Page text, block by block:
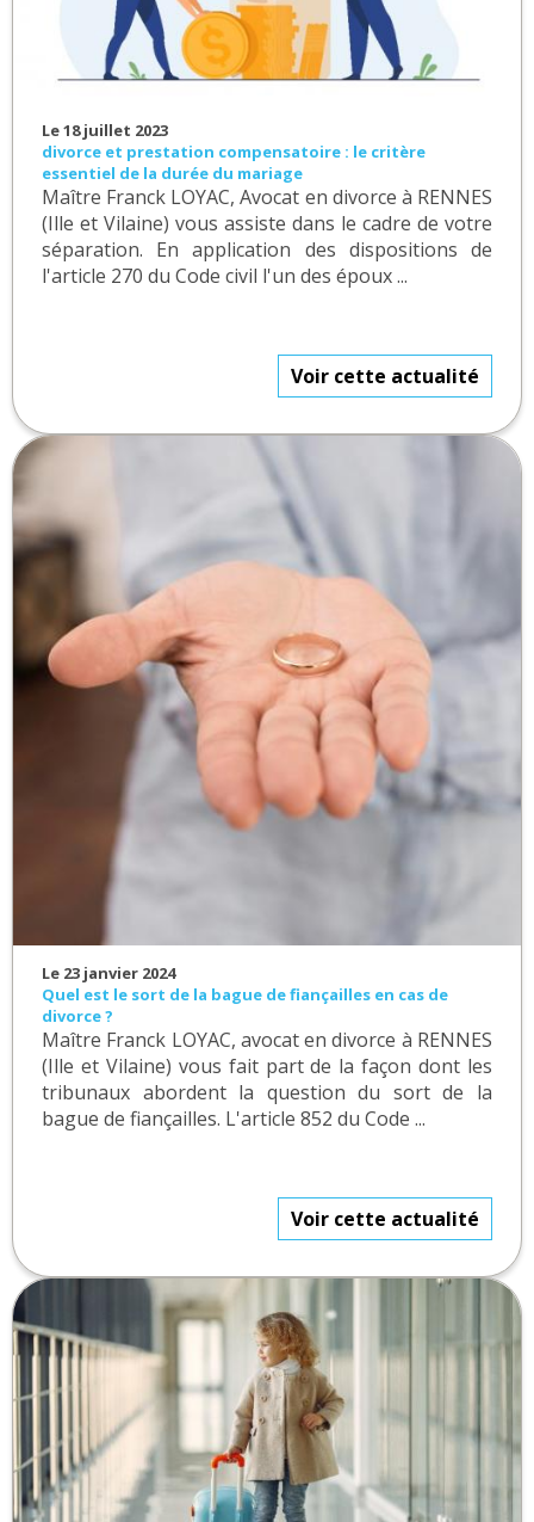
Le 18 juillet 2023
divorce et prestation compensatoire : le critère
essentiel de la durée du mariage
Maître Franck LOYAC, Avocat en divorce à RENNES
(Ille et Vilaine) vous assiste dans le cadre de votre
séparation. En application des dispositions de
l'article 270 du Code civil l'un des époux ...
Voir cette actualité
Le 23 janvier 2024
Quel est le sort de la bague de fiançailles en cas de
divorce ?
Maître Franck LOYAC, avocat en divorce à RENNES
(Ille et Vilaine) vous fait part de la façon dont les
tribunaux abordent la question du sort de la
bague de fiançailles. L'article 852 du Code ...
Voir cette actualité